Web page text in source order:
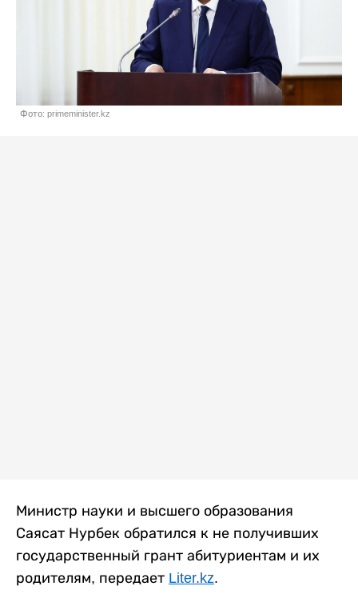
Фото: primeminister.kz
Министр науки и высшего образования
Саясат Нурбек обратился к не получивших
государственный грант абитуриентам и их
родителям, передает Liter.kz.